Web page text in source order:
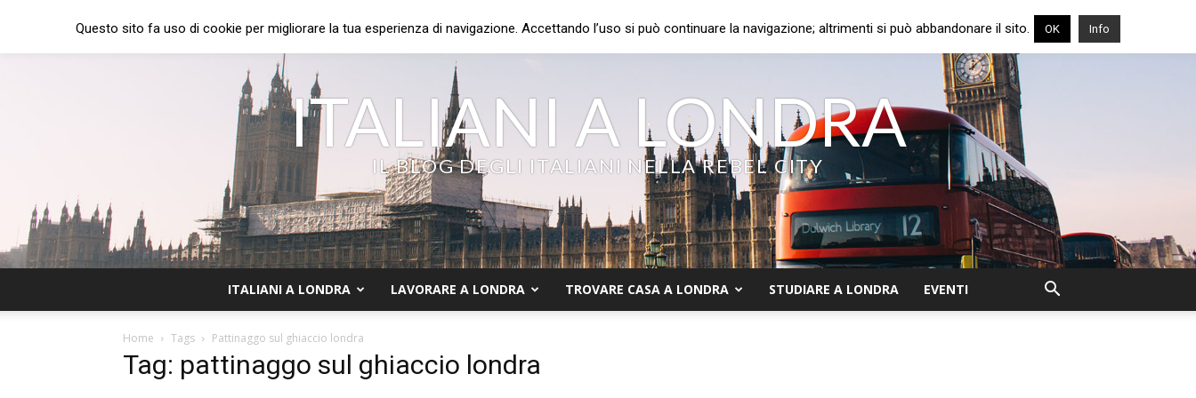
ITALIANI A LONDRA
IL BLOG DEGLI ITALIANI NELLA REBEL CITY
ITALIANI A LONDRA LAVORARE A LONDRA TROVARE CASA A LONDRA STUDIARE A LONDRA EVENTI
Home Tags Pattinaggo sul ghiaccio londra
Tag: pattinaggo sul ghiaccio londra
Questo sito fa uso di cookie per migliorare la tua esperienza di navigazione. Accettando l’uso si può continuare la navigazione; altrimenti si può abbandonare il sito. OK Info